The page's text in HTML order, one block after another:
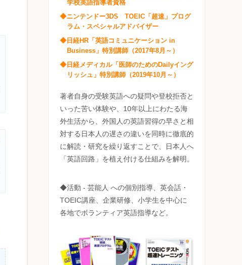
学校英語指導者資格
◆ニンテンドー3DS TOEIC「超速」プログ
ラム・スペシャルアドバイザー
◆日経HR「英語コミュニケーション in
Business」特別講師（2017年8月～）
◆日経メディカル「医師のためのDailyイング
リッシュ」特別講師（2019年10月～）
著者自身の受験英語への疑問や登校拒否と
いった苦い体験や、10年以上にわたる海
外生活から、外国人の英語習得の早さと相
対する日本人の遅さの違いを同時に徹底的
に解読・研究を繰り返すことで、日本人へ
「英語回路」を植え付ける仕組みを解明。
◆活動 - 芸能人 への個別指導、英会話・
TOEIC講座、企業研修、小学生を中心に
各地でボランティア英語指導など。